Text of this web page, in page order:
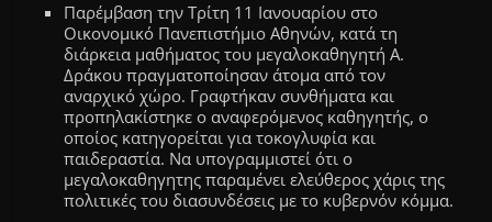
Παρέμβαση την Τρίτη 11 Ιανουαρίου στο
Οικονομικό Πανεπιστήμιο Αθηνών, κατά τη
διάρκεια μαθήματος του μεγαλοκαθηγητή Α.
Δράκου πραγματοποίησαν άτομα από τον
αναρχικό χώρο. Γραφτήκαν συνθήματα και
προπηλακίστηκε ο αναφερόμενος καθηγητής, ο
οποίος κατηγορείται για τοκογλυφία και
παιδεραστία. Να υπογραμμιστεί ότι ο
μεγαλοκαθηγητης παραμένει ελεύθερος χάρις της
πολιτικές του διασυνδέσεις με το κυβερνόν κόμμα.